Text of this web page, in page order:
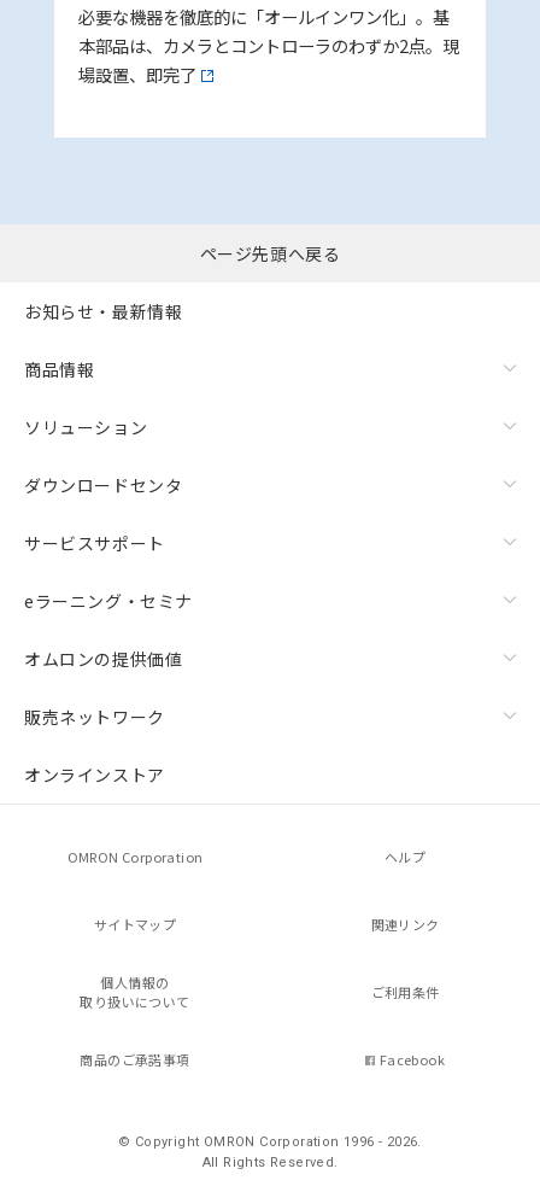
必要な機器を徹底的に「オールインワン化」。基
本部品は、カメラとコントローラのわずか2点。現
場設置、即完了
ページ先頭へ戻る
お知らせ・最新情報
商品情報
ソリューション
ダウンロードセンタ
サービスサポート
eラーニング・セミナ
オムロンの提供価値
販売ネットワーク
オンラインストア
OMRON Corporation ヘルプ
サイトマップ 関連リンク
個人情報の
取り扱いについて
ご利用条件
商品のご承諾事項 Facebook
© Copyright OMRON Corporation 1996 - 2026.
All Rights Reserved.